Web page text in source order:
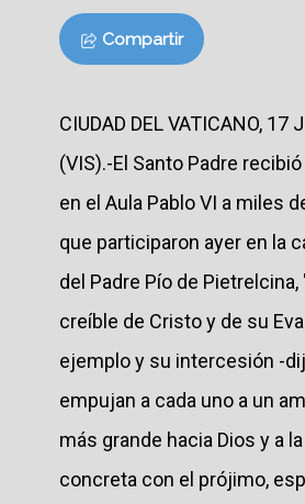
Compartir
CIUDAD DEL VATICANO, 17
(VIS).-El Santo Padre
en el Aula Pablo VI a miles
que participaron ayer en la
del Padre Pío de
creíble de Cristo y de su
ejemplo y su intercesión -
empujan a cada uno a un
más grande hacia Dios y a
concreta con el prójimo,